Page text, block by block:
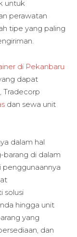
untuk
perawatan
tipe yang paling
di Pekanbaru
dapat
Tradecorp
dan sewa unit
dalam hal
di dalam
penggunaannya
solusi
hingga unit
yang
dan